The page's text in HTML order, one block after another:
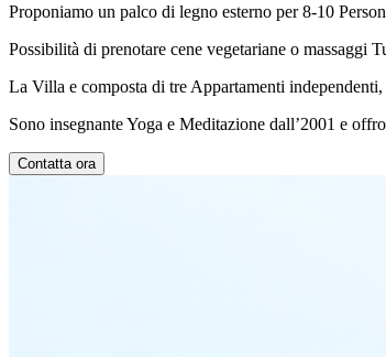
Proponiamo un palco di legno esterno per 8-10
Possibilità di prenotare cene vegetariane o massaggi
La Villa e composta di tre Appartamenti
Sono insegnante Yoga e Meditazione dall’2001 e
Contatta ora